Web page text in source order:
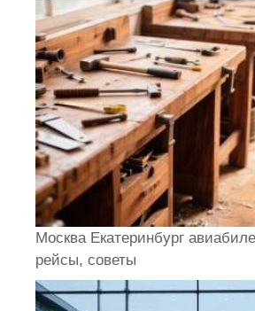
Москва Екатеринбург
рейсы, советы